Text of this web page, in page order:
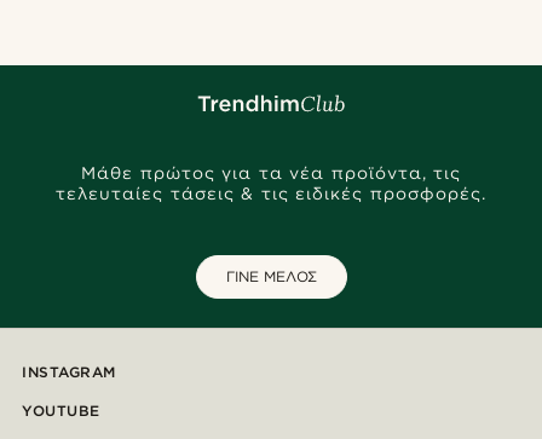
Μάθε πρώτος για τα νέα προϊόντα, τις
τελευταίες τάσεις & τις ειδικές προσφορές.
ΓΙΝΕ ΜΕΛΟΣ
INSTAGRAM
YOUTUBE